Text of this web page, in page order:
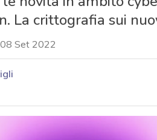
La crittografia sui
Set 2022